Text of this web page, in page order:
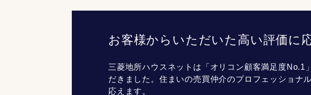
お客様からいただいた高い評価に
三菱地所ハウスネットは「オリコン顧客満足度No.1
だきました。住まいの売買仲介のプロフェッショナ
応えます。